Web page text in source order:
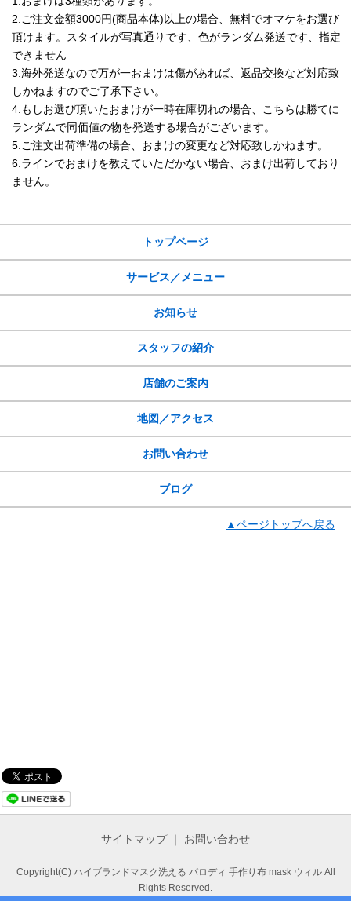
2.ご注文金額3000円(商品本体)以上の場合、無料でオマケをお選び
頂けます。スタイルが写真通りです、色がランダム発送です、指定
できません
3.海外発送なので万が一おまけは傷があれば、返品交換など対応致
しかねますのでご了承下さい。
4.もしお選び頂いたおまけが一時在庫切れの場合、こちらは勝てに
ランダムで同価値の物を発送する場合がございます。
5.ご注文出荷準備の場合、おまけの変更など対応致しかねます。
6.ラインでおまけを教えていただかない場合、おまけ出荷しており
ません。
トップページ
サービス／メニュー
お知らせ
スタッフの紹介
店舗のご案内
地図／アクセス
お問い合わせ
ブログ
▲ページトップへ戻る
サイトマップ｜ お問い合わせ
Copyright(C) ハイブランドマスク洗える パロディ 手作り布 mask ウィル All
Rights Reserved.